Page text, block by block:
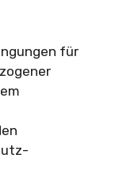
für